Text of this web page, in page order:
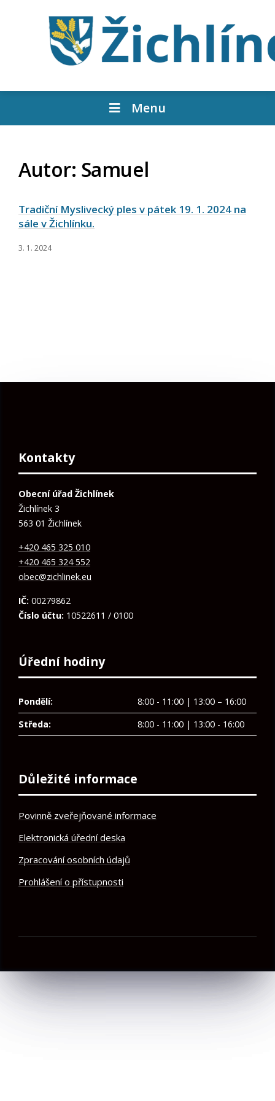
Menu
Autor: Samuel
Tradiční Myslivecký ples v pátek 19. 1. 2024 na
sále v Žichlínku.
3. 1. 2024
Kontakty
Obecní úřad Žichlínek
Žichlínek 3
563 01 Žichlínek
+420 465 325 010
+420 465 324 552
obec@zichlinek.eu
IČ: 00279862
Číslo účtu: 10522611 / 0100
Úřední hodiny
Pondělí:
8:00 - 11:00 | 13:00 – 16:00
Středa:
8:00 - 11:00 | 13:00 - 16:00
Důležité informace
Povinně zveřejňované informace
Elektronická úřední deska
Zpracování osobních údajů
Prohlášení o přístupnosti